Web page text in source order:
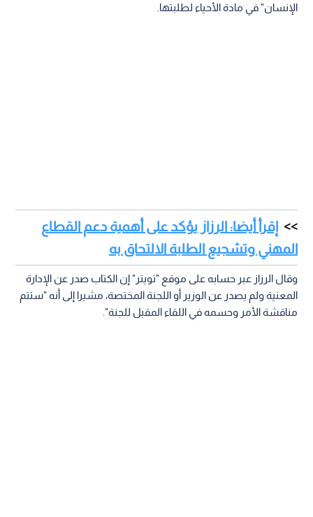
الإنسان" في مادة الأحياء لطلبتها.
إقرأ أيضا: الرزاز يؤكد على أهمية دعم القطاع
المهني وتشجيع الطلبة الالتحاق به
وقال الرزاز عبر حسابه على موقع "تويتر" إن الكتاب صدر عن الإدارة
المعنية ولم يصدر عن الوزير أو اللجنة المختصة، مشيرا إلى أنه "ستتم
مناقشة الأمر وحسمه في اللقاء المقبل للجنة".